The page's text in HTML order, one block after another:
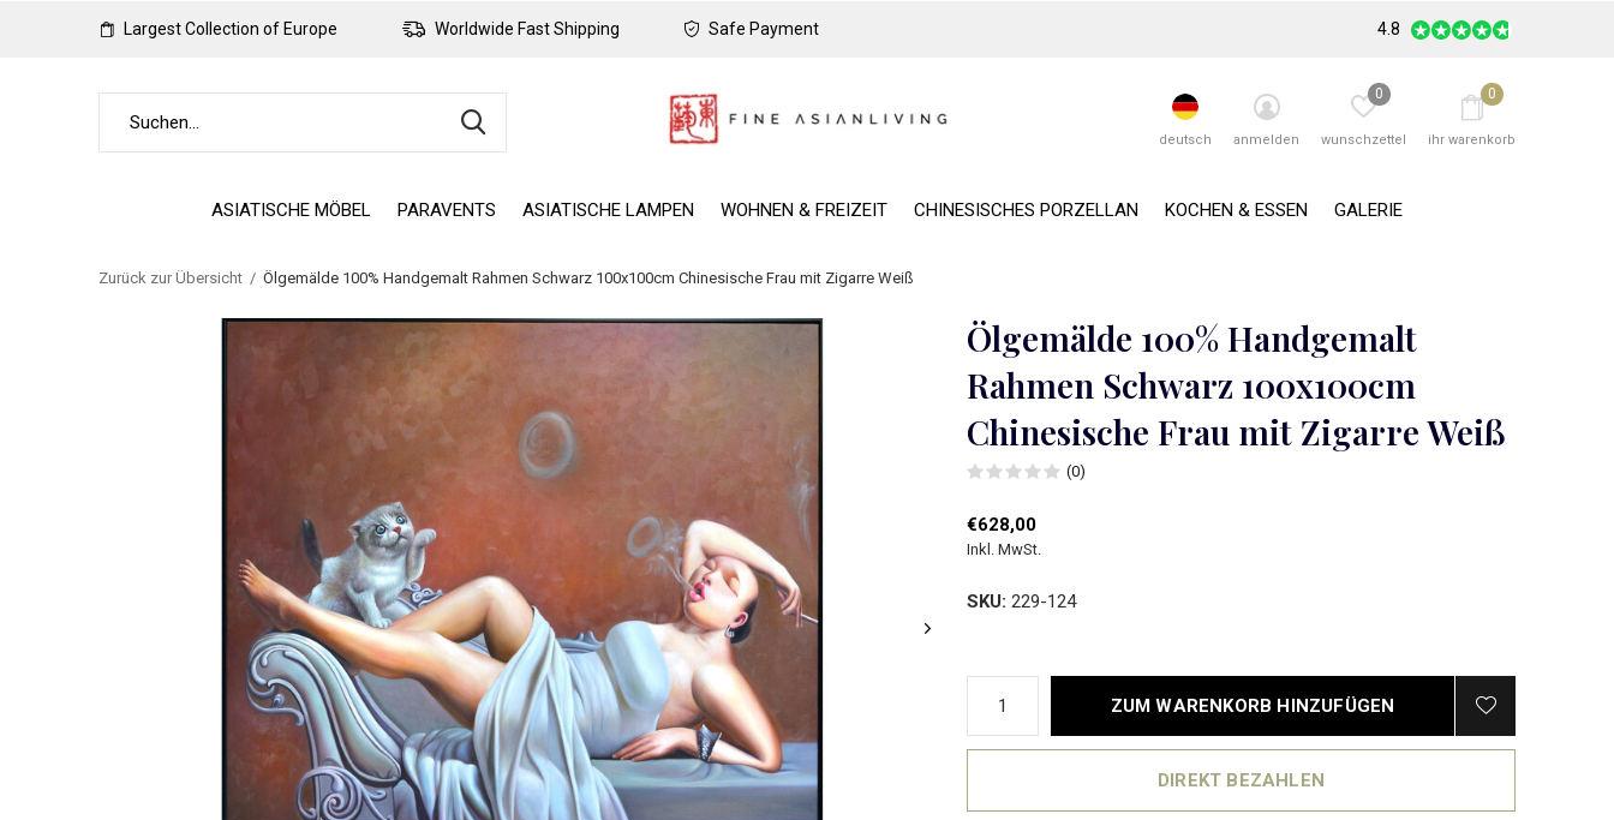
ASIATISCHE MÖBEL PARAVENTS ASIATISCHE LAMPEN WOHNEN & FREIZEIT CHINESISCHES PORZELLAN KOCHEN & ESSEN GALERIE
deutsch anmelden wunschzettel
0
ihr warenkorb
0
Largest Collection of Europe Worldwide Fast Shipping Safe Payment 4.8
Zurück zur Übersicht Ölgemälde 100% Handgemalt Rahmen Schwarz 100x100cm Chinesische Frau mit Zigarre Weiß
Ölgemälde 100% Handgemalt
Rahmen Schwarz 100x100cm
Chinesische Frau mit Zigarre Weiß
(0)
€628,00
Inkl. MwSt.
SKU: 229-124
ZUM WARENKORB HINZUFÜGEN
DIREKT BEZAHLEN